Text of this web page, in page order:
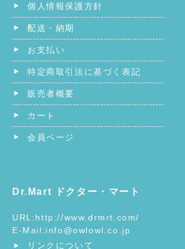
個人情報保護方針
配送・納期
お支払い
特定商取引法に基づく表記
販売者概要
カート
会員ページ
Dr.Mart ドクター・マート
URL:http://www.drmrt.com/
E-Mail:info@owlowl.co.jp
リンクについて